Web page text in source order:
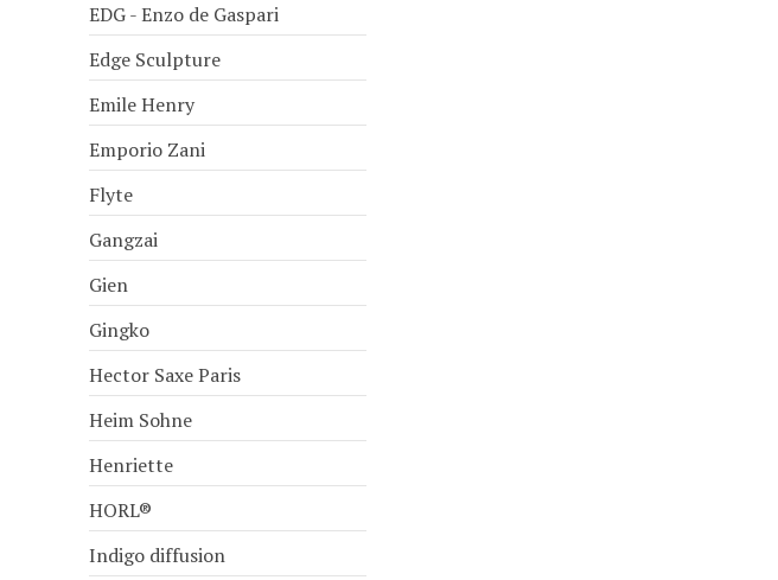
EDG - Enzo de Gaspari
Edge Sculpture
Emile Henry
Emporio Zani
Flyte
Gangzai
Gien
Gingko
Hector Saxe Paris
Heim Sohne
Henriette
HORL®
Indigo diffusion